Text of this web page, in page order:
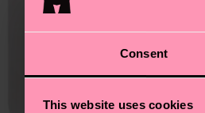
Consent
This website uses cookies